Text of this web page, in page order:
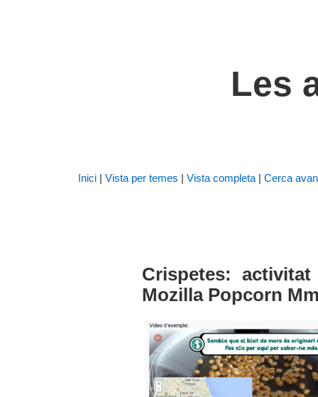
Les
Inici | Vista per temes | Vista completa | Cerca
Crispetes:
Mozilla Popcorn